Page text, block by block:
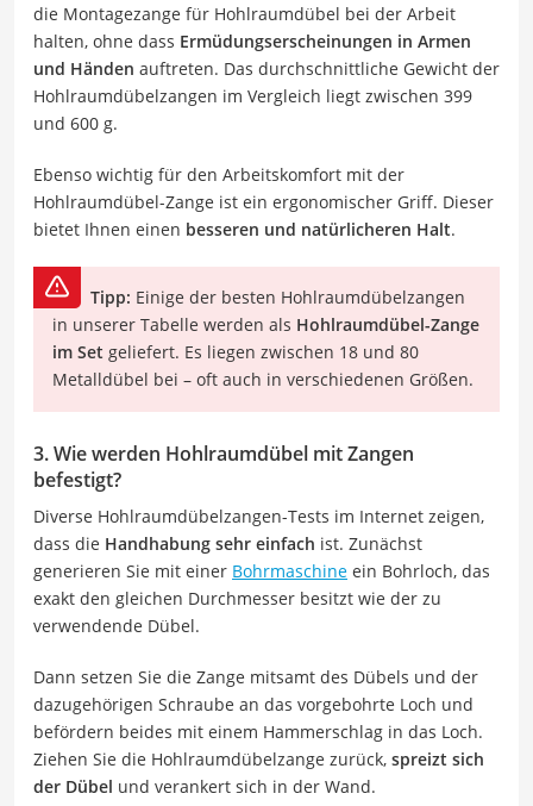
die Montagezange für Hohlraumdübel bei der Arbeit
halten, ohne dass Ermüdungserscheinungen in Armen
und Händen auftreten. Das durchschnittliche Gewicht der
Hohlraumdübelzangen im Vergleich liegt zwischen 399
und 600 g.
Ebenso wichtig für den Arbeitskomfort mit der
Hohlraumdübel-Zange ist ein ergonomischer Griff. Dieser
bietet Ihnen einen besseren und natürlicheren Halt.
Tipp: Einige der besten Hohlraumdübelzangen
in unserer Tabelle werden als Hohlraumdübel-Zange
im Set geliefert. Es liegen zwischen 18 und 80
Metalldübel bei – oft auch in verschiedenen Größen.
3. Wie werden Hohlraumdübel mit Zangen
befestigt?
Diverse Hohlraumdübelzangen-Tests im Internet zeigen,
dass die Handhabung sehr einfach ist. Zunächst
generieren Sie mit einer Bohrmaschine ein Bohrloch, das
exakt den gleichen Durchmesser besitzt wie der zu
verwendende Dübel.
Dann setzen Sie die Zange mitsamt des Dübels und der
dazugehörigen Schraube an das vorgebohrte Loch und
befördern beides mit einem Hammerschlag in das Loch.
Ziehen Sie die Hohlraumdübelzange zurück, spreizt sich
der Dübel und verankert sich in der Wand.